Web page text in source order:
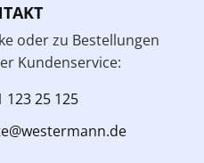
oder zu Bestellungen
Kundenservice:
123 25 125